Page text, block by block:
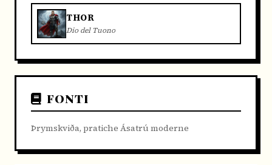
THOR
Dio del Tuono
FONTI
Þrymskviða, pratiche Ásatrú moderne